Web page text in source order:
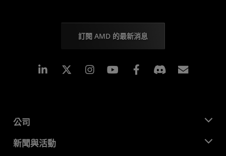
訂閱 AMD 的最新消息
Linkedin Instagram Facebook
公司
關於 AMD
新聞與活動